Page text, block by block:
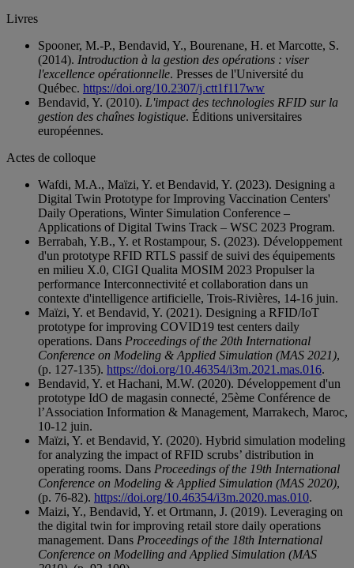
Livres
Spooner, M.-P., Bendavid, Y., Bourenane, H. et Marcotte, S.
(2014). Introduction à la gestion des opérations : viser
l'excellence opérationnelle. Presses de l'Université du
Québec. https://doi.org/10.2307/j.ctt1f117ww
Bendavid, Y. (2010). L'impact des technologies RFID sur la
gestion des chaînes logistique. Éditions universitaires
européennes.
Actes de colloque
Wafdi, M.A., Maïzi, Y. et Bendavid, Y. (2023). Designing a
Digital Twin Prototype for Improving Vaccination Centers'
Daily Operations, Winter Simulation Conference –
Applications of Digital Twins Track – WSC 2023 Program.
Berrabah, Y.B., Y. et Rostampour, S. (2023). Développement
d'un prototype RFID RTLS passif de suivi des équipements
en milieu X.0, CIGI Qualita MOSIM 2023 Propulser la
performance Interconnectivité et collaboration dans un
contexte d'intelligence artificielle, Trois-Rivières, 14-16 juin.
Maïzi, Y. et Bendavid, Y. (2021). Designing a RFID/IoT
prototype for improving COVID19 test centers daily
operations. Dans Proceedings of the 20th International
Conference on Modeling & Applied Simulation (MAS 2021),
(p. 127-135). https://doi.org/10.46354/i3m.2021.mas.016.
Bendavid, Y. et Hachani, M.W. (2020). Développement d'un
prototype IdO de magasin connecté, 25ème Conférence de
l’Association Information & Management, Marrakech, Maroc,
10-12 juin.
Maïzi, Y. et Bendavid, Y. (2020). Hybrid simulation modeling
for analyzing the impact of RFID scrubs’ distribution in
operating rooms. Dans Proceedings of the 19th International
Conference on Modeling & Applied Simulation (MAS 2020),
(p. 76-82). https://doi.org/10.46354/i3m.2020.mas.010.
Maizi, Y., Bendavid, Y. et Ortmann, J. (2019). Leveraging on
the digital twin for improving retail store daily operations
management. Dans Proceedings of the 18th International
Conference on Modelling and Applied Simulation (MAS